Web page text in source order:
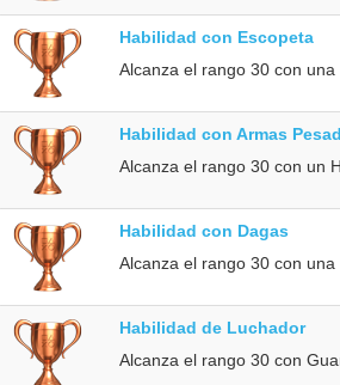
Habilidad con Escopeta
Alcanza el rango 30 con una
Habilidad con Armas
Alcanza el rango 30 con un
Habilidad con Dagas
Alcanza el rango 30 con
Habilidad de Luchador
Alcanza el rango 30 con